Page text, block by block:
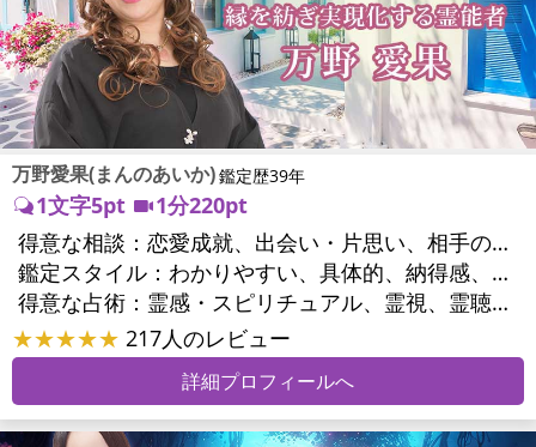
万野愛果(まんのあいか)鑑定歴39年
1文字5pt
1分220pt
得意な相談：
恋愛成就、出会い・片思い、相手の気持ち、相性、縁結び、結婚、男心・女心、二人の今後、複雑な恋愛、三角関係、略奪愛、浮気、不倫、復活愛、復縁、離婚、同性愛・LGBT、人間関係、職場の人間関係、対人関係、仕事運、適職、天職、転職、進路、就職、人生全般、使命、経営相談、人事、開業、廃業、夢、目標、ビジネスチャンス、ビジネスパートナー、パワーハラスメント、セクシャルハラスメント、家族関係、夫婦関係、家庭問題、夫婦問題、親族問題、育児・子育て、シングルマザー、ドメスティックバイオレンス、相続関係、美容、精神問題、心の問題、うつ、ストレス、いじめ、人生相談、霊的問題、ご先祖様、守護霊様、お墓参り、魂の本質、前世、来世、夢診断、ペットの気持ち、ペット交信、ペットへのヒーリング、パワーストーン選択、引越し・転居、方位、開運指導、健康運、金銭トラブル、ご近所問題、縁切り
鑑定スタイル：
わかりやすい、具体的、納得感、友達のように相談できる、聞き上手、とても話しやすい、じっくり聞いてくれる、愛にあふれ温かい、勇気をくれる、前向き・元気になれる、実力派
得意な占術：
霊感・スピリチュアル、霊視、霊聴、未来予知、前世・来世、守護霊対話、波動修正、オーラ、エネルギー調整、ソウルメイト、チャネリング、ペットの気持ち、タロット、オラクルカード、風水、姓名判断、九星気学、四柱推命、数秘術、カラー診断、夢診断、易学、手相、人相(顔相)、祈祷、祈願、縁結び、除霊、縁切り、パワーストーン、水晶、サイコロ、ヒーリング、レイキ、カウンセリング、オリジナル占術
★★★★★ 217人のレビュー
詳細プロフィールへ